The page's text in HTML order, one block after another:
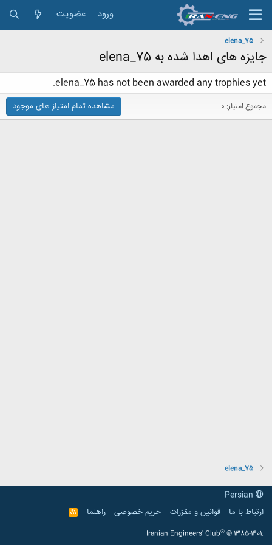
ورود عضویت
elena_75
جایزه های اهدا شده به elena_75
elena_75 has not been awarded any trophies yet.
مجموع امتیاز: 0 مشاهده تمام امتیاز های موجود
elena_75
ارتباط با ما
قوانین و مقرّرات حریم خصوصی راهنما
R
S
Iranian Engineers' Club® © 1385-1401.